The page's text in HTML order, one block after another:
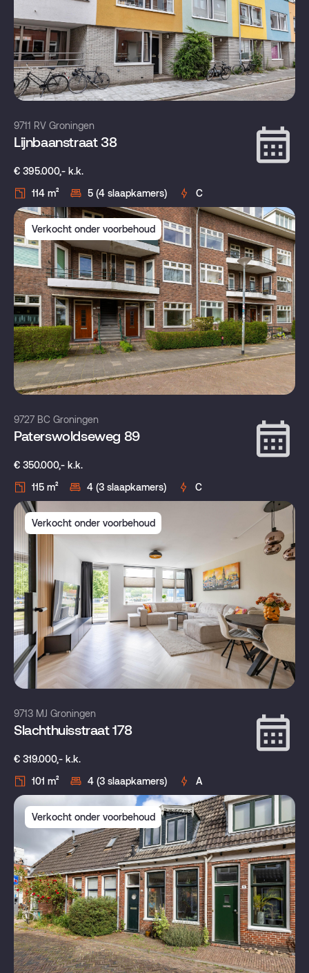
9711 RV Groningen
Lijnbaanstraat 38
€ 395.000,- k.k.
114 m²
5 (4 slaapkamers) C
Verkocht onder voorbehoud
9727 BC Groningen
Paterswoldseweg 89
€ 350.000,- k.k.
115 m²
4 (3 slaapkamers) C
Verkocht onder voorbehoud
9713 MJ Groningen
Slachthuisstraat 178
€ 319.000,- k.k.
101 m²
4 (3 slaapkamers) A
Verkocht onder voorbehoud